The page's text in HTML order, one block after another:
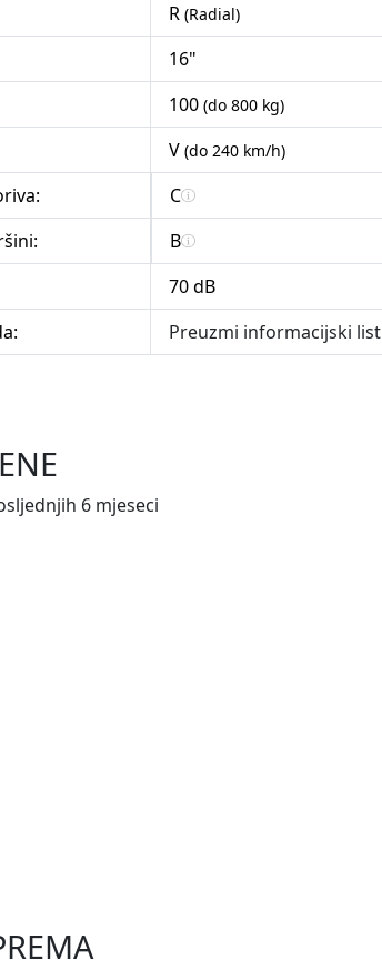
R (Radial)
16"
100 (do 800 kg)
V (do 240 km/h)
C
B
70 dB
Preuzmi informacijski list
6 mjeseci